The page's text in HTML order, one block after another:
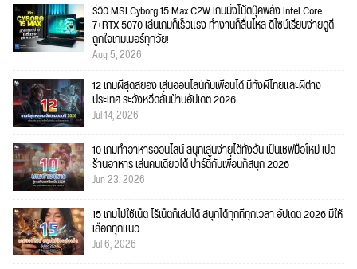
รีวิว MSI Cyborg 15 Max C2W เกมมิ่งโน้ตบุ๊คพลัง Intel Core
7+RTX 5070 เล่นเกมก็เร็วแรง ทำงานก็ลื่นไหล ดีไซน์เรียบง่ายดูดี
ถูกใจเกมเมอร์ทุกวัย!
Aug 5, 2026
12 เกมผีสุดสยอง เล่นออนไลน์กับเพื่อนได้ มีทั้งผีไทยและผีต่าง
ประเทศ ระวังหวีดลั่นบ้านอัปเดต 2026
Jul 14, 2026
10 เกมทำอาหารออนไลน์ สนุกเล่นง่ายได้ทั้งวัน เป็นเชฟมือใหม่ เปิด
ร้านอาหาร เล่นคนเดียวได้ ปาร์ตี้กับเพื่อนก็สนุก 2026
Jun 23, 2026
15 เกมไม่ใช้เน็ต ไร้เน็ตก็เล่นได้ สนุกได้ทุกที่ทุกเวลา อัปเดต 2026 มีให้
เลือกทุกแนว
Jul 6, 2026